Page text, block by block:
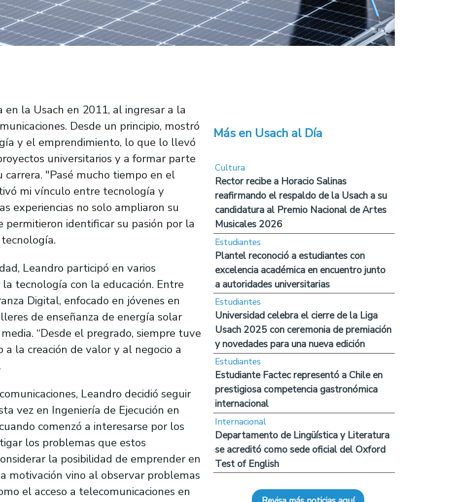
la Usach en 2011, al ingresar a la
Desde un principio, mostró
y el emprendimiento, lo que lo llevó
universitarios y a formar parte
"Pasé mucho tiempo en el
mi vínculo entre tecnología y
experiencias no solo ampliaron su
permitieron identificar su pasión por la
Leandro participó en varios
tecnología con la educación. Entre
Digital, enfocado en jóvenes en
de enseñanza de energía solar
“Desde el pregrado, siempre tuve
la creación de valor y al negocio a
Leandro decidió seguir
vez en Ingeniería de Ejecución en
comenzó a interesarse por los
los problemas que estos
la posibilidad de emprender en
motivación vino al observar problemas
el acceso a telecomunicaciones en
Más en Usach al Día
Cultura
Rector recibe a Horacio Salinas
reafirmando el respaldo de la Usach a su
candidatura al Premio Nacional de Artes
Musicales 2026
Estudiantes
Plantel reconoció a estudiantes con
excelencia académica en encuentro junto
a autoridades universitarias
Estudiantes
Universidad celebra el cierre de la Liga
Usach 2025 con ceremonia de premiación
y novedades para una nueva edición
Estudiantes
Estudiante Factec representó a Chile en
prestigiosa competencia gastronómica
internacional
Internacional
Departamento de Lingüística y Literatura
se acreditó como sede oficial del Oxford
Test of English